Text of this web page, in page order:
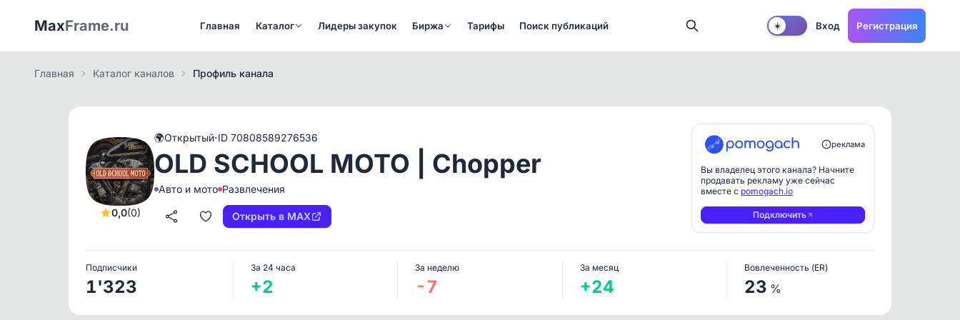
MaxFrame.ru Главная Каталог Лидеры закупок Биржа Тарифы Поиск публикаций ☀️ Вход Регистрация
Главная Каталог каналов Профиль канала
0,0(0)
🌍Открытый·ID 70808589276536
OLD SCHOOL MOTO | Chopper
Авто и мото Развлечения
Открыть в MAX
реклама
Вы владелец этого канала? Начните
продавать рекламу уже сейчас
вместе с pomogach.io
Подключить
Подписчики
1'323
За 24 часа
+2
За неделю
-7
За месяц
+24
Вовлеченность (ER)
23 %